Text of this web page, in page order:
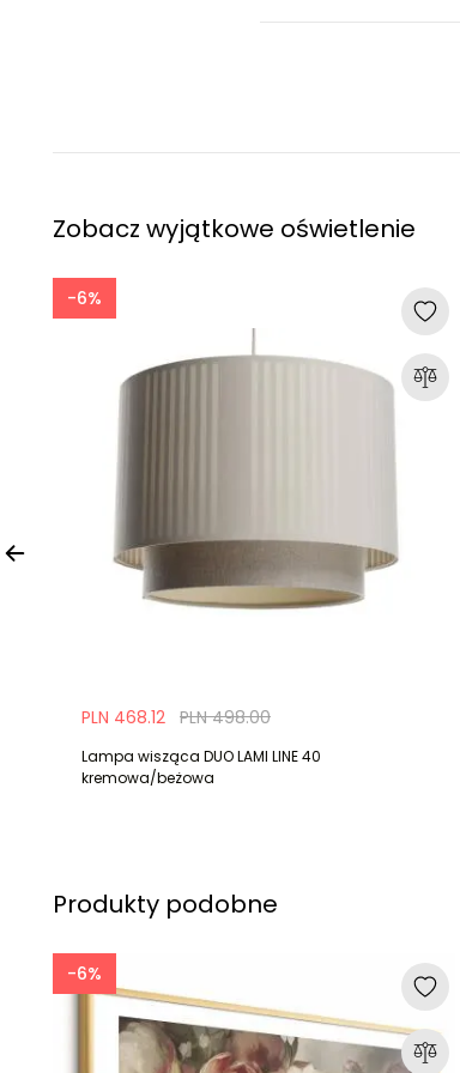
Zobacz wyjątkowe oświetlenie
-6%
PLN 498.00
PLN 468.12
Lampa wisząca DUO LAMI LINE 40
kremowa/beżowa
Produkty podobne
-6%